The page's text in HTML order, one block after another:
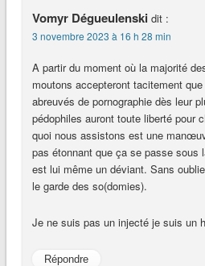
Vomyr Dégueulenski dit :
3 novembre 2023 à 16 h 28 min
A partir du moment où la majorité
moutons accepteront tacitement
abreuvés de pornographie dès leur
pédophiles auront toute liberté pour
quoi nous assistons est une
pas étonnant que ça se passe sous
est lui même un déviant. Sans
le garde des so(domies).
Je ne suis pas un injecté je suis un
Répondre